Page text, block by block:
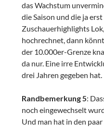
das Wachstum
die Saison und die ja
Zuschauerhighlights
hochrechnet, dann
der 10.000er-Grenze
da nur. Eine irre
drei Jahren gegeben hat.
Randbemerkung 5:
noch eingewechselt
Und man hat in den